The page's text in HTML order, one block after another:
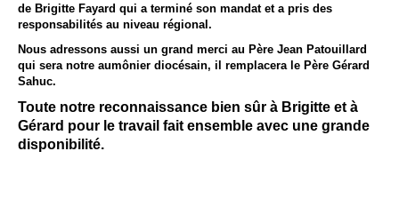
de Brigitte Fayard qui a terminé son mandat et a pris des
responsabilités au niveau régional.
Nous adressons aussi un grand merci au Père Jean Patouillard
qui sera notre aumônier diocésain, il remplacera le Père Gérard
Sahuc.
Toute notre reconnaissance bien sûr à Brigitte et à
Gérard pour le travail fait ensemble avec une grande
disponibilité.